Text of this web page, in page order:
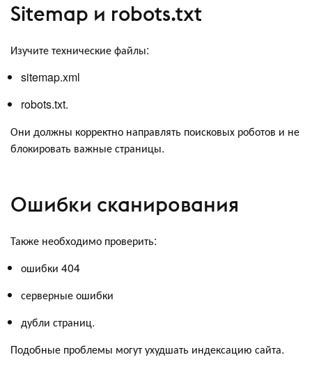
Sitemap и robots.txt
Изучите технические файлы:
sitemap.xml
robots.txt.
Они должны корректно направлять поисковых роботов и не
блокировать важные страницы.
Ошибки сканирования
Также необходимо проверить:
ошибки 404
серверные ошибки
дубли страниц.
Подобные проблемы могут ухудшать индексацию сайта.